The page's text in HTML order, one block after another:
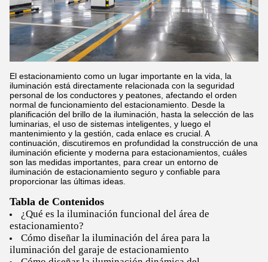
El estacionamiento como un lugar importante en la vida, la
iluminación está directamente relacionada con la seguridad
personal de los conductores y peatones, afectando el orden
normal de funcionamiento del estacionamiento. Desde la
planificación del brillo de la iluminación, hasta la selección de las
luminarias, el uso de sistemas inteligentes, y luego el
mantenimiento y la gestión, cada enlace es crucial. A
continuación, discutiremos en profundidad la construcción de una
iluminación eficiente y moderna para estacionamientos, cuáles
son las medidas importantes, para crear un entorno de
iluminación de estacionamiento seguro y confiable para
proporcionar las últimas ideas.
Tabla de Contenidos
¿Qué es la iluminación funcional del área de
estacionamiento?
Cómo diseñar la iluminación del área para la
iluminación del garaje de estacionamiento